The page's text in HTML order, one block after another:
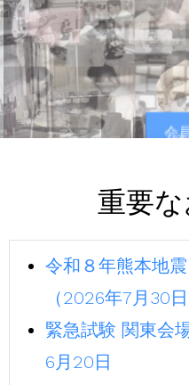
会
会
重要
令和８年熊本地
（2026年7月30日
緊急試験 関東会
6月20日